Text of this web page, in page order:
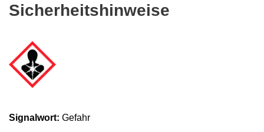
Sicherheitshinweise
Signalwort: Gefahr